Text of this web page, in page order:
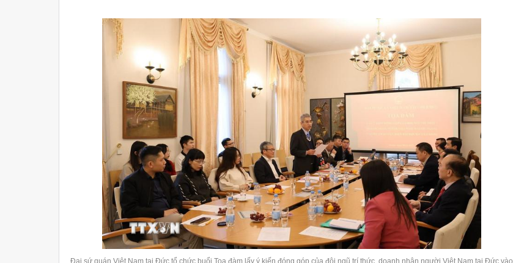
Đại sứ quán Việt Nam tại Đức tổ chức buổi Toạ đàm lấy ý kiến đóng góp của đội ngũ trí thức, doanh nhân người Việt Nam tại Đức vào